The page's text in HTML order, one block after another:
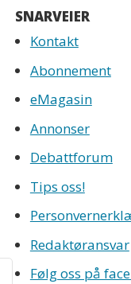
SNARVEIER
Kontakt
Abonnement
eMagasin
Annonser
Debattforum
Tips oss!
Redaktøransvar
Følg oss på